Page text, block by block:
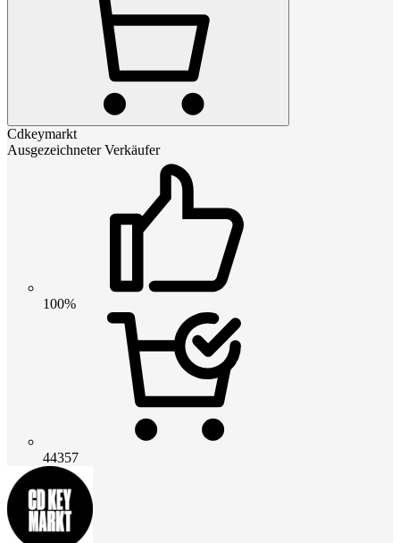
Cdkeymarkt
Ausgezeichneter Verkäufer
100%
44357